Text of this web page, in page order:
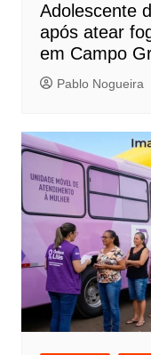
Adolescente
após atear
em Campo
Pablo Nogueira